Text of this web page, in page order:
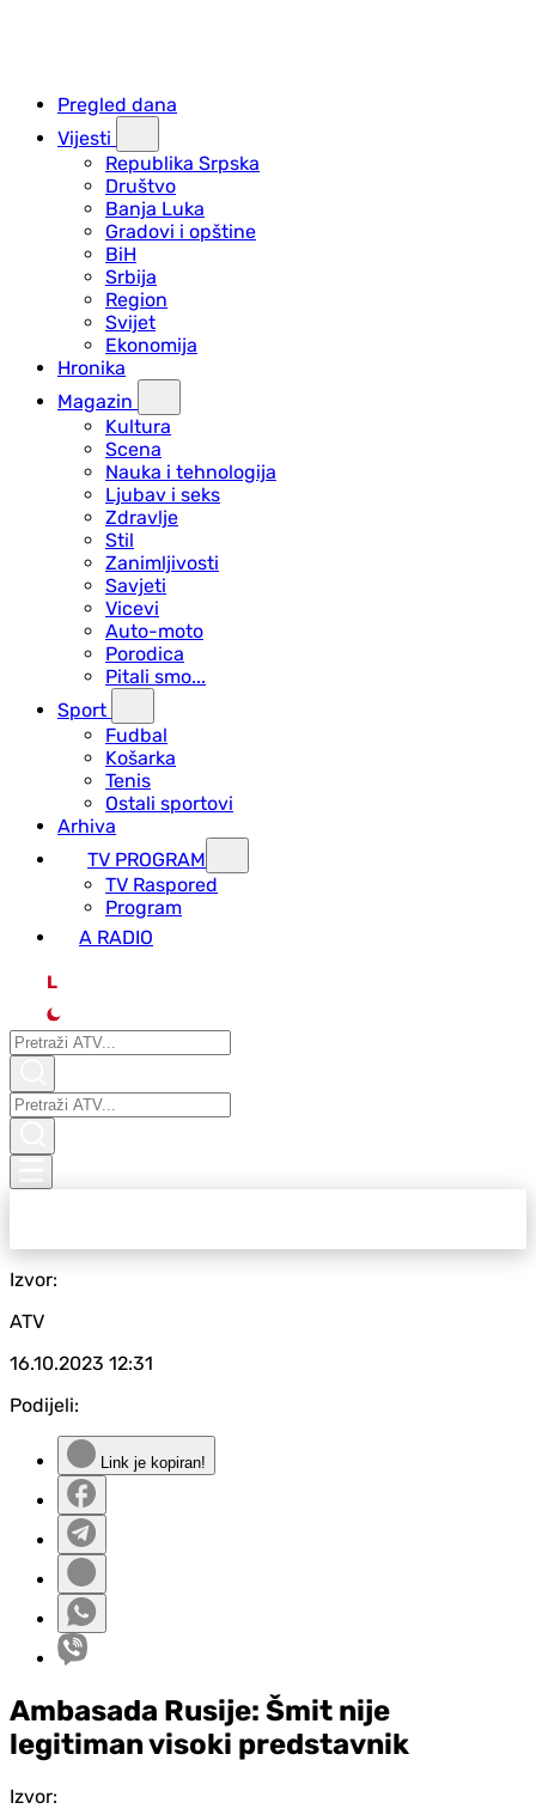
Pregled dana
Vijesti
Republika Srpska
Društvo
Banja Luka
Gradovi i opštine
BiH
Srbija
Region
Svijet
Ekonomija
Hronika
Magazin
Kultura
Scena
Nauka i tehnologija
Ljubav i seks
Zdravlje
Stil
Zanimljivosti
Savjeti
Vicevi
Auto-moto
Porodica
Pitali smo...
Sport
Fudbal
Košarka
Tenis
Ostali sportovi
Arhiva
TV PROGRAM
ТV Raspored
Program
A RADIO
L
Izvor:
ATV
16.10.2023 12:31
Podijeli:
Link je kopiran!
Ambasada Rusije: Šmit nije
legitiman visoki predstavnik
Izvor: